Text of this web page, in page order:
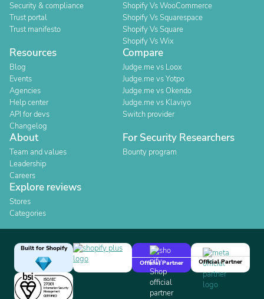
Security & compliance
Trust portal
Trust manifesto
Shopify Vs WooCommerce
Shopify Vs Squarespace
Shopify Vs Square
Shopify Vs Wix
Resources
Blog
Events
Agencies
Help center
API for devs
Changelog
Compare
Judge.me vs Loox
Judge.me vs Yotpo
Judge.me vs Okendo
Judge.me vs Klaviyo
Switch provider
About
Team and values
Leadership
Careers
For Security Researchers
Bounty program
Explore reviews
Stores
Categories
Built for Shopify
Official Partner
Official Partner